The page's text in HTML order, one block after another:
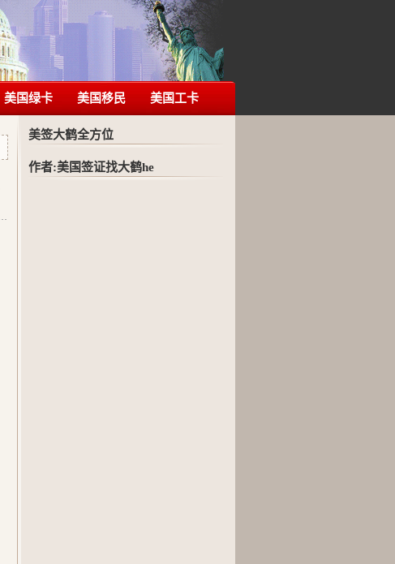
美国绿卡 美国移民 美国工卡
美签大鹤全方位
作者:美国签证找大鹤he